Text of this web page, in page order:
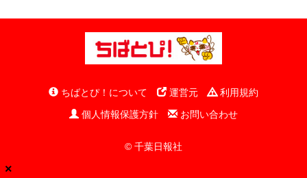
ちばとぴ！について 運営元
利用規約
個人情報保護方針
お問い合わせ
© 千葉日報社
×